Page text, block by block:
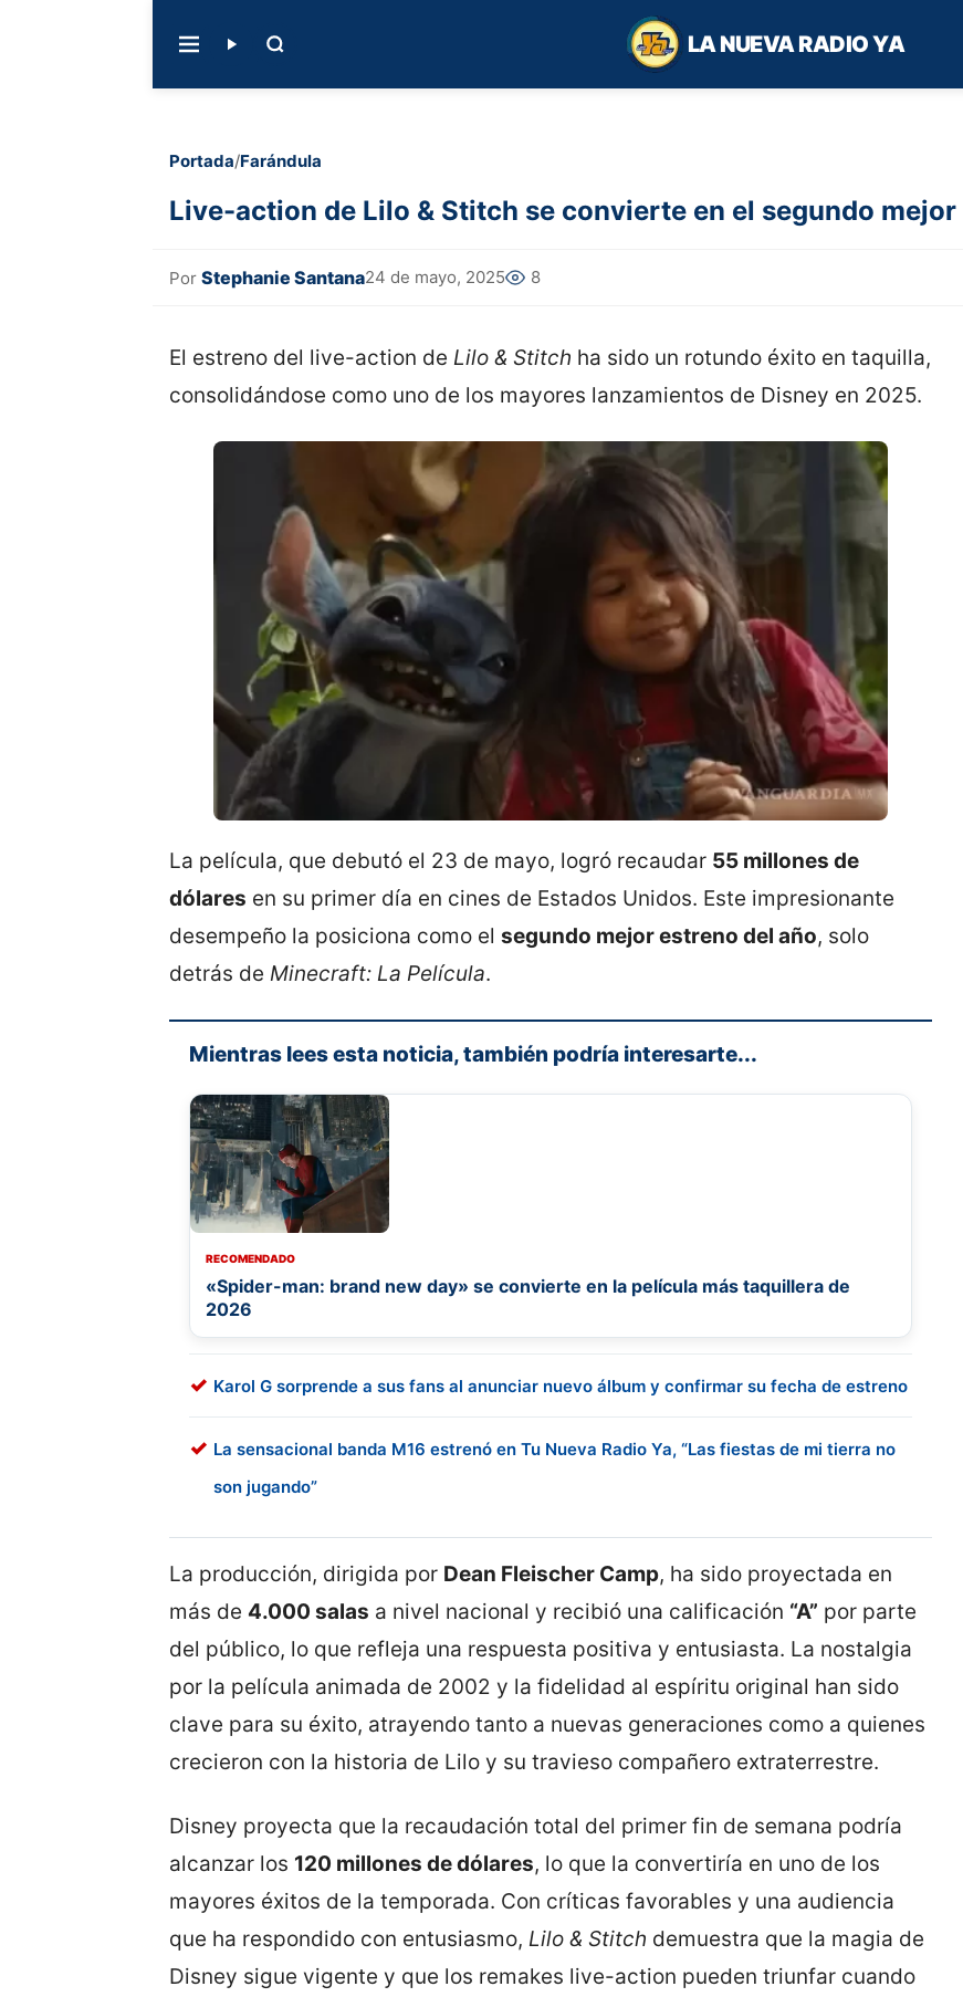
LA NUEVA RADIO YA
Portada/Farándula
Live-action de Lilo & Stitch se convierte en el segundo
Por Stephanie Santana24 de mayo, 2025 8
El estreno del live-action de Lilo & Stitch ha sido un rotundo éxito en taquilla,
consolidándose como uno de los mayores lanzamientos de Disney en 2025.
La película, que debutó el 23 de mayo, logró recaudar 55 millones de
dólares en su primer día en cines de Estados Unidos. Este impresionante
desempeño la posiciona como el segundo mejor estreno del año, solo
detrás de Minecraft: La Película.
Mientras lees esta noticia, también podría interesarte...
RECOMENDADO
«Spider-man: brand new day» se convierte en la película más taquillera de
2026
Karol G sorprende a sus fans al anunciar nuevo álbum y confirmar su fecha de estreno
La sensacional banda M16 estrenó en Tu Nueva Radio Ya, “Las fiestas de mi tierra no
son jugando”
La producción, dirigida por Dean Fleischer Camp, ha sido proyectada en
más de 4.000 salas a nivel nacional y recibió una calificación “A” por parte
del público, lo que refleja una respuesta positiva y entusiasta. La nostalgia
por la película animada de 2002 y la fidelidad al espíritu original han sido
clave para su éxito, atrayendo tanto a nuevas generaciones como a quienes
crecieron con la historia de Lilo y su travieso compañero extraterrestre.
Disney proyecta que la recaudación total del primer fin de semana podría
alcanzar los 120 millones de dólares, lo que la convertiría en uno de los
mayores éxitos de la temporada. Con críticas favorables y una audiencia
que ha respondido con entusiasmo, Lilo & Stitch demuestra que la magia de
Disney sigue vigente y que los remakes live-action pueden triunfar cuando